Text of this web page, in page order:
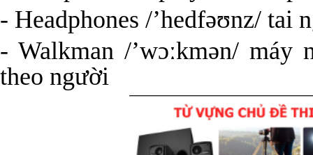
- Headphones /’hedfəʊnz/ tai
- Walkman /’wɔːkmən/
theo người